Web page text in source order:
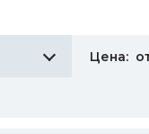
Цена: